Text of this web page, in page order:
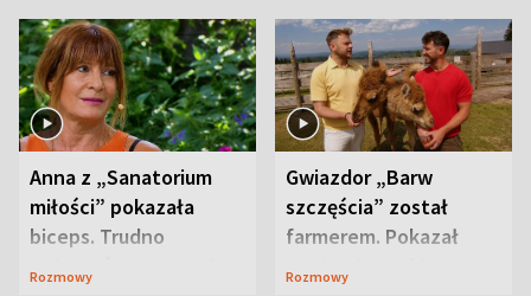
Anna z „Sanatorium
miłości” pokazała
biceps. Trudno
uwierzyć, co przeszła
Rozmowy
Gwiazdor „Barw
szczęścia” został
farmerem. Pokazał
swoje niezwykłe
Rozmowy